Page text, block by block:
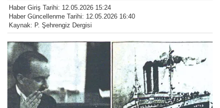
Haber Giriş Tarihi: 12.05.2026 15:24
Haber Güncellenme Tarihi: 12.05.2026 16:40
Kaynak: P. Şehrengiz Dergisi